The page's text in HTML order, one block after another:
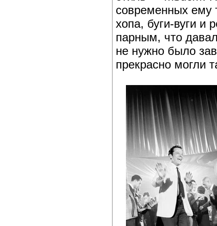
современных ему
хопа, буги-вуги и
парным, что
не нужно было
прекрасно могли